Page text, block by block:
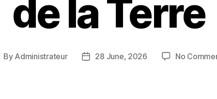
de la Terre
By Administrateur
Post28 June, 2026 No